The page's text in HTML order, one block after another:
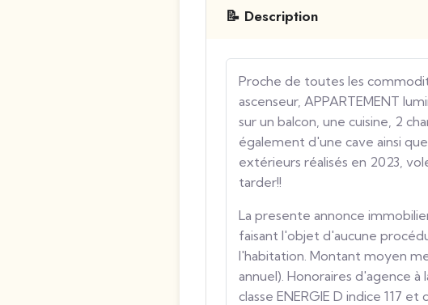
📝 Description
Proche de toutes les
ascenseur, APPARTEMENT
sur un balcon, une cuisine, 2
également d'une cave ainsi
extérieurs réalisés en 2023,
tarder!!
La presente annonce
faisant l'objet d'aucune
l'habitation. Montant moyen
annuel). Honoraires d'agence
classe ENERGIE D indice 117